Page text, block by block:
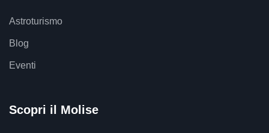
Astroturismo
Blog
Eventi
Scopri il Molise